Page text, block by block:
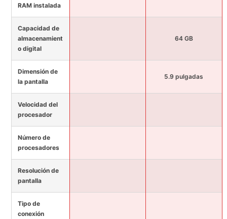
RAM instalada
Capacidad de
almacenamient
o digital
64 GB
Dimensión de
la pantalla
5.9 pulgadas
Velocidad del
procesador
Número de
procesadores
Resolución de
pantalla
Tipo de
conexión